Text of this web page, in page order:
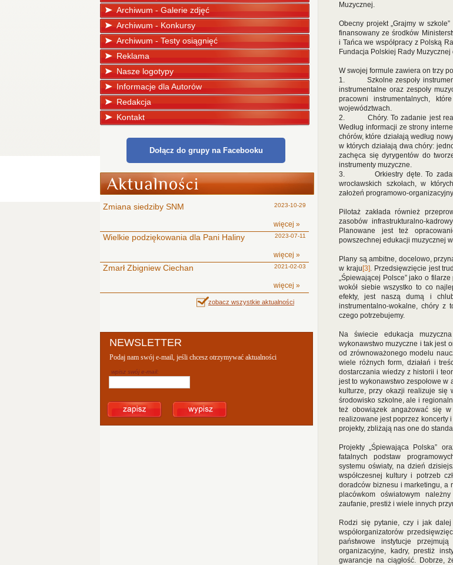
Archiwum - Galerie zdjęć
Archiwum - Konkursy
Archiwum - Testy osiągnięć
Reklama
Nasze logotypy
Informacje dla Autorów
Redakcja
Kontakt
Dołącz do grupy na Facebooku
Zmiana siedziby SNM 2023-10-29
więcej »
Wielkie podziękowania dla Pani Haliny 2023-07-11
więcej »
Zmarł Zbigniew Ciechan 2021-02-03
więcej »
zobacz wszystkie aktualności
NEWSLETTER
Podaj nam swój e-mail, jeśli chcesz otrzymywać aktualności
wpisz swój e-mail:
Muzycznej.
Obecny projekt „Grajmy w
finansowany ze środków
i Tańca we współpracy z Polską
Fundacja Polskiej Rady
W swojej formule zawiera on trzy
1. Szkolne zespoły
instrumentalne oraz zespoły
pracowni instrumentalnych,
województwach.
2. Chóry. To zadanie jest
Według informacji ze strony
chórów, które działają według
w których działają dwa chóry:
zachęca się dyrygentów do
instrumenty muzyczne.
3. Orkiestry dęte. To zadanie
wrocławskich szkołach, w
założeń programowo-
Pilotaż zakłada również
zasobów infrastrukturalno-
Planowane jest też
powszechnej edukacji muzycznej
Plany są ambitne, docelowo,
w kraju [3]. Przedsięwzięcie jest
„Śpiewającej Polsce” jako o
wokół siebie wszystko to co
efekty, jest naszą dumą i
instrumentalno-wokalne, chóry z
czego potrzebujemy.
Na świecie edukacja
wykonawstwo muzyczne i tak jest
od zrównoważonego modelu
wiele różnych form, działań i
dostarczania wiedzy z historii i
jest to wykonawstwo zespołowe w
kulturze, przy okazji realizuje się
środowisko szkolne, ale i
też obowiązek angażować się
realizowane jest poprzez koncerty
projekty, zbliżają nas one do
Projekty „Śpiewająca Polska”
fatalnych podstaw
systemu oświaty, na dzień
współczesnej kultury i potrzeb
doradców biznesu i marketingu, a
placówkom oświatowym
zaufanie, prestiż i wiele innych
Rodzi się pytanie, czy i jak
współorganizatorów
państwowe instytucje
organizacyjne, kadry, prestiż
gwarancje na ciągłość. Dobrze,